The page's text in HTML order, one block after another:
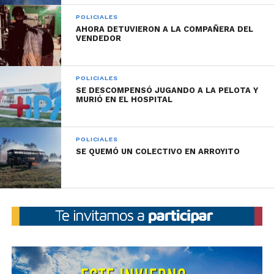
marihuana. En el operativo participaron una gran
cantidad de efectivos, incluida la Guardia de
Infantería con colaboración del F.P.A. Los detenidos
junto a lo secuestrado fueron trasladados a sede
judicial quedando disposición del magistrado
interviniente.
Dañaron vidrieras de dos concesionarias y
quedaron detenidos
POLICIALES
AHORA DETUVIERON A LA COMPAÑERA DEL
VENDEDOR
POLICIALES
SE DESCOMPENSÓ JUGANDO A LA PELOTA Y
MURIÓ EN EL HOSPITAL
POLICIALES
SE QUEMÓ UN COLECTIVO EN ARROYITO